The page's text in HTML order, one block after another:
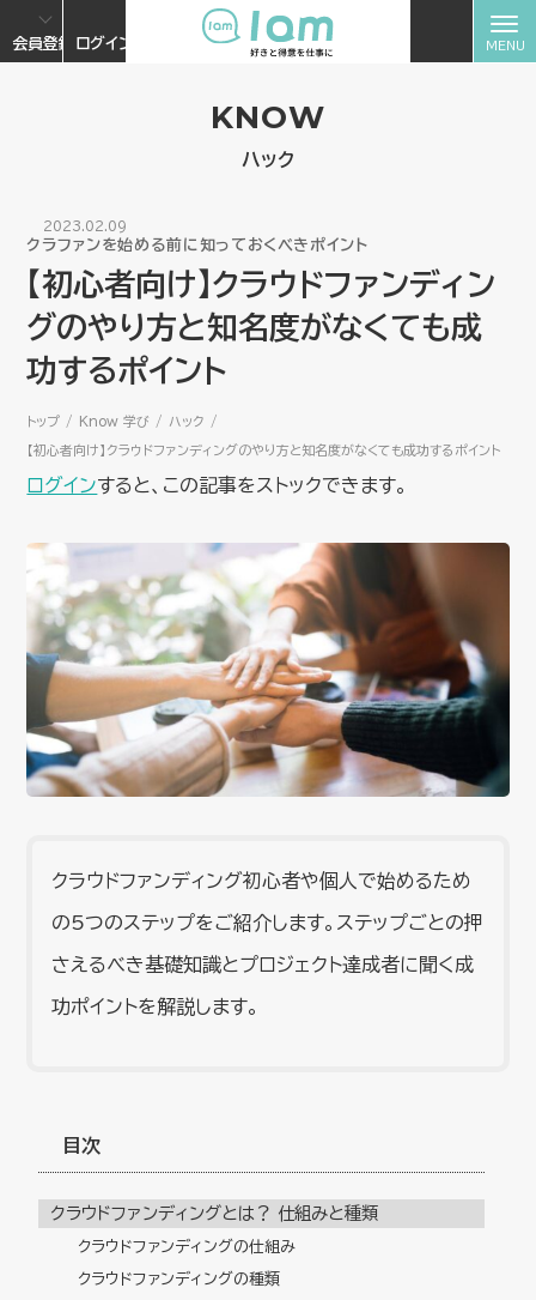
会員登録 ログイン
KNOW
ハック
2023.02.09
クラファンを始める前に知っておくべきポイント
【初心者向け】クラウドファンディン
グのやり方と知名度がなくても成
功するポイント
トップ Know 学び ハック
【初心者向け】クラウドファンディングのやり方と知名度がなくても成功するポイント
ログインすると、この記事をストックできます。
クラウドファンディング初心者や個人で始めるため
の5つのステップをご紹介します。ステップごとの押
さえるべき基礎知識とプロジェクト達成者に聞く成
功ポイントを解説します。
目次
クラウドファンディングとは？ 仕組みと種類
クラウドファンディングの仕組み
クラウドファンディングの種類